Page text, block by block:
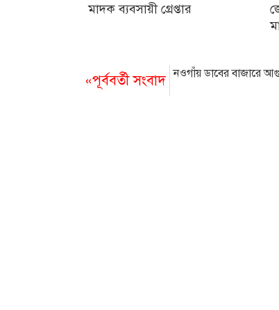
মাদক ব্যবসায়ী গ্রেপ্তার
«পূর্ববর্তী সংবাদ নওগাঁয় ডাবের বাজারে